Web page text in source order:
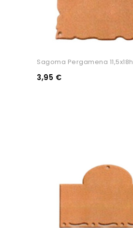
Sagoma Pergamena 11,5x18h
3,95 €